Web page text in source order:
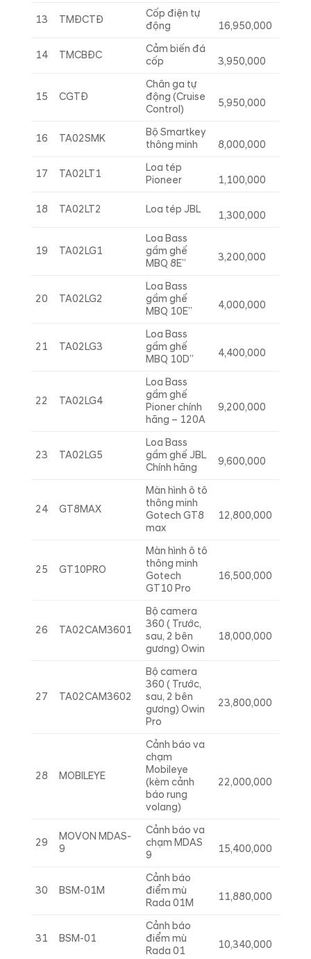
13 TMĐCTĐ
Cốp điện tự
động
16,950,000
14 TMCBĐC
Cảm biến đá
cốp
3,950,000
15 CGTĐ
Chân ga tự
động (Cruise
Control)
5,950,000
16 TA02SMK
Bộ Smartkey
thông minh
8,000,000
17 TA02LT1
Loa tép
Pioneer
1,100,000
18 TA02LT2 Loa tép JBL 1,300,000
19 TA02LG1
Loa Bass
gầm ghế
MBQ 8E”
3,200,000
20 TA02LG2
Loa Bass
gầm ghế
MBQ 10E”
4,000,000
21 TA02LG3
Loa Bass
gầm ghế
MBQ 10D”
4,400,000
22 TA02LG4
Loa Bass
gầm ghế
Pioner chính
hãng – 120A
9,200,000
23 TA02LG5
Loa Bass
gầm ghế JBL
Chính hãng
9,600,000
24 GT8MAX
Màn hình ô tô
thông minh
Gotech GT8
max
12,800,000
25 GT10PRO
Màn hình ô tô
thông minh
Gotech
GT10 Pro
16,500,000
26 TA02CAM3601
Bộ camera
360 ( Trước,
sau, 2 bên
gương) Owin
18,000,000
27 TA02CAM3602
Bộ camera
360 ( Trước,
sau, 2 bên
gương) Owin
Pro
23,800,000
28 MOBILEYE
Cảnh báo va
chạm
Mobileye
(kèm cảnh
báo rung
volang)
22,000,000
29
MOVON MDAS-
9
Cảnh báo va
chạm MDAS
9
15,400,000
30 BSM-01M
Cảnh báo
điểm mù
Rada 01M
11,880,000
31 BSM-01
Cảnh báo
điểm mù
Rada 01
10,340,000